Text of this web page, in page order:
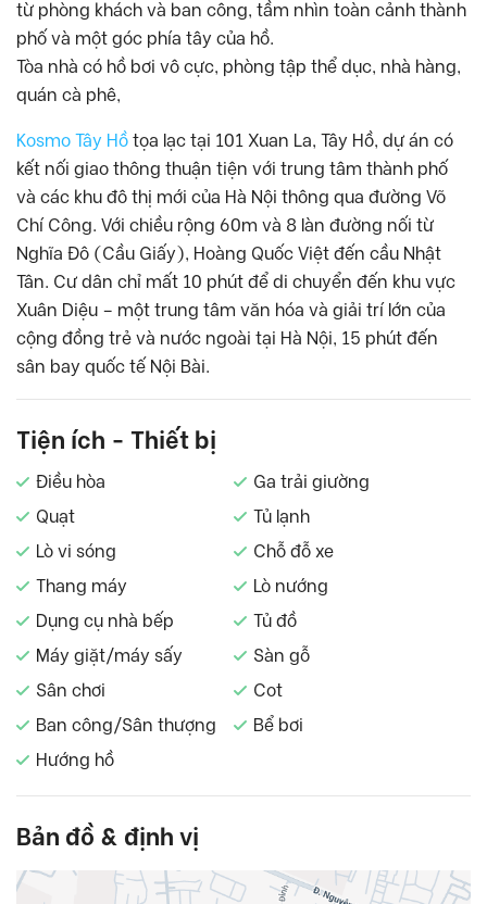
từ phòng khách và ban công, tầm nhìn toàn cảnh thành
phố và một góc phía tây của hồ.
Tòa nhà có hồ bơi vô cực, phòng tập thể dục, nhà hàng,
quán cà phê,
Kosmo Tây Hồ tọa lạc tại 101 Xuan La, Tây Hồ, dự án có
kết nối giao thông thuận tiện với trung tâm thành phố
và các khu đô thị mới của Hà Nội thông qua đường Võ
Chí Công. Với chiều rộng 60m và 8 làn đường nối từ
Nghĩa Đô (Cầu Giấy), Hoàng Quốc Việt đến cầu Nhật
Tân. Cư dân chỉ mất 10 phút để di chuyển đến khu vực
Xuân Diệu – một trung tâm văn hóa và giải trí lớn của
cộng đồng trẻ và nước ngoài tại Hà Nội, 15 phút đến
sân bay quốc tế Nội Bài.
Tiện ích - Thiết bị
Điều hòa
Ga trải giường
Quạt
Tủ lạnh
Lò vi sóng
Chỗ đỗ xe
Thang máy
Lò nướng
Dụng cụ nhà bếp
Tủ đồ
Máy giặt/máy sấy
Sàn gỗ
Sân chơi
Cot
Ban công/Sân thượng
Bể bơi
Hướng hồ
Bản đồ & định vị